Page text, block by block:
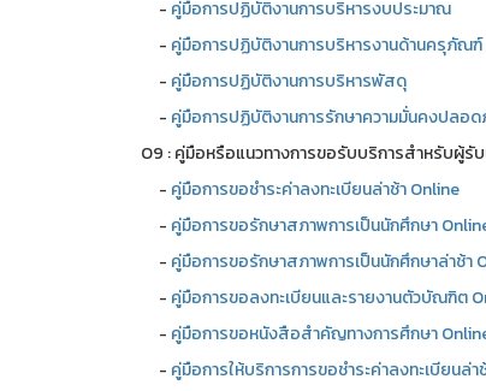
- คู่มือการปฏิบัติงานการบริหารงบประมาณ
- คู่มือการปฏิบัติงานการบริหารงานด้านครุภัณฑ์
- คู่มือการปฏิบัติงานการบริหารพัสดุ
- คู่มือการปฏิบัติงานการรักษาความมั่นคงปลอด
O9 : คู่มือหรือแนวทางการขอรับบริการสำหรับผู้รั
- คู่มือการขอชำระค่าลงทะเบียนล่าช้า Online
- คู่มือการขอรักษาสภาพการเป็นนักศึกษา
- คู่มือการขอรักษาสภาพการเป็นนักศึกษาล่าช้า
- คู่มือการขอลงทะเบียนและรายงานตัวบัณฑิต
- คู่มือการขอหนังสือสำคัญทางการศึกษา
- คู่มือการให้บริการการขอชำระค่าลงทะเบียนล่า